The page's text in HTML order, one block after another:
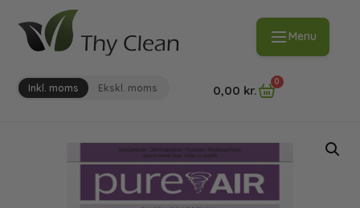
Menu
Inkl. moms Ekskl. moms 0,00 kr.
0